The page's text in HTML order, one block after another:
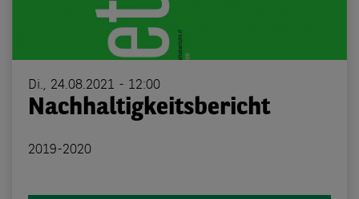
Di., 24.08.2021 - 12:00
Nachhaltigkeitsbericht
2019-2020